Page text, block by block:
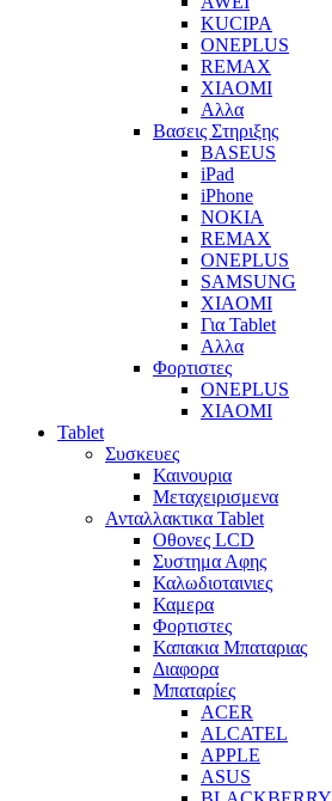
KUCIPA
ONEPLUS
REMAX
XIAOMI
Αλλα
Βασεις Στηριξης
BASEUS
iPad
iPhone
NOKIA
REMAX
ONEPLUS
SAMSUNG
XIAOMI
Για Tablet
Αλλα
Φορτιστες
ONEPLUS
XIAOMI
Tablet
Συσκευες
Καινουρια
Μεταχειρισμενα
Ανταλλακτικα Tablet
Οθονες LCD
Συστημα Αφης
Καλωδιοταινιες
Καμερα
Φορτιστες
Καπακια Μπαταριας
Διαφορα
Μπαταρίες
ACER
ALCATEL
APPLE
ASUS